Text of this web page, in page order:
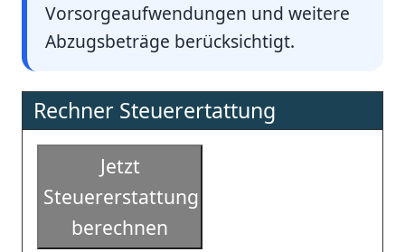
Vorsorgeaufwendungen und weitere
Abzugsbeträge berücksichtigt.
Rechner Steuerertattung
Jetzt
Steuererstattung
berechnen